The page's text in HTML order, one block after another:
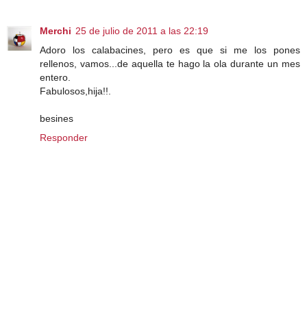
Merchi 25 de julio de 2011 a las 22:19
Adoro los calabacines, pero es que si me los pones
rellenos, vamos...de aquella te hago la ola durante un mes
entero.
Fabulosos,hija!!.
besines
Responder